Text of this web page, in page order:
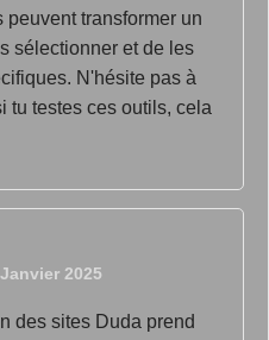
transformer un
sélectionner et de les
N'hésite pas à
tu testes ces outils, cela
2025
des sites Duda prend